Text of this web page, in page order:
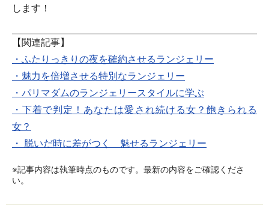
します！
【関連記事】
・ふたりっきりの夜を確約させるランジェリー
・魅力を倍増させる特別なランジェリー
・パリマダムのランジェリースタイルに学ぶ
・下着で判定！あなたは愛され続ける女？飽きられる
女？
・ 脱いだ時に差がつく 魅せるランジェリー
※記事内容は執筆時点のものです。最新の内容をご確認くださ
い。